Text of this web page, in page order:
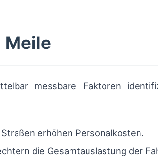
Meile
messbare Faktoren
erhöhen Personalkosten.
die Gesamtauslastung der